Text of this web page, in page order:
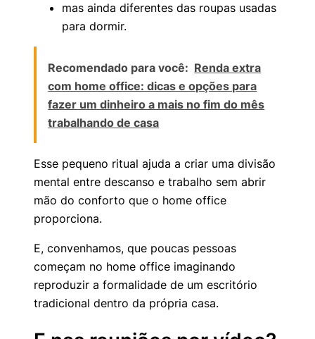
mas ainda diferentes das roupas usadas
para dormir.
Recomendado para você: Renda extra
com home office: dicas e opções para
fazer um dinheiro a mais no fim do mês
trabalhando de casa
Esse pequeno ritual ajuda a criar uma divisão
mental entre descanso e trabalho sem abrir
mão do conforto que o home office
proporciona.
E, convenhamos, que poucas pessoas
começam no home office imaginando
reproduzir a formalidade de um escritório
tradicional dentro da própria casa.